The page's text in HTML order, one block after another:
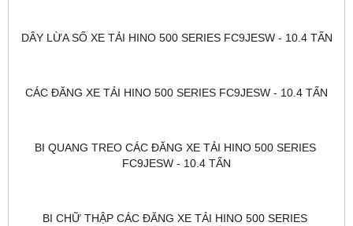
DÂY LỪA SỐ XE TẢI HINO 500 SERIES FC9JESW - 10.4 TẤN
CÁC ĐĂNG XE TẢI HINO 500 SERIES FC9JESW - 10.4 TẤN
BI QUANG TREO CÁC ĐĂNG XE TẢI HINO 500 SERIES
FC9JESW - 10.4 TẤN
BI CHỮ THẬP CÁC ĐĂNG XE TẢI HINO 500 SERIES